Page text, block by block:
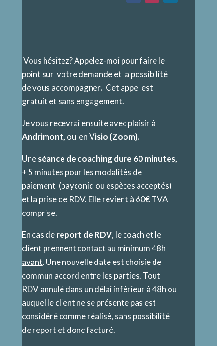
Vous hésitez? Appelez-moi pour faire le
point sur votre demande et la possibilité
de vous accompagner. Cet appel est
gratuit et sans engagement.
Je vous recevrai ensuite avec plaisir à
Andrimont, ou en Visio (Zoom).
Uneséance de coaching dure 60 minutes,
+ 5 minutes pour les modalités de
paiement (payconiq ou espèces acceptés)
et la prise de RDV. Elle revient à 60€ TVA
comprise.
En cas dereport de RDV, le coach et le
client prennent contact au minimum 48h
avant. Une nouvelle date est choisie de
commun accord entre les parties. Tout
RDV annulé dans un délai inférieur à 48h ou
auquel le client ne se présente pas est
considéré comme réalisé, sans possibilité
de report et donc facturé.